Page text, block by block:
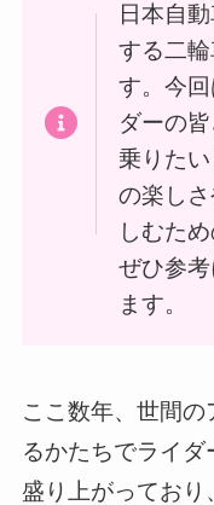
日本自
する二
す。今
ダーの
乗りた
の楽し
しむた
ぜひ参
ます。
ここ数年、世間
るかたちでライ
盛り上がっており